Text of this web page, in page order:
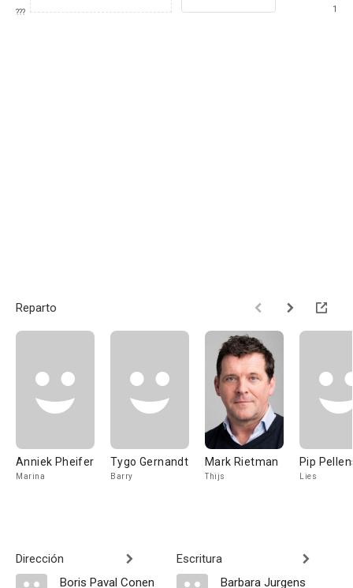
???
1
Reparto
Anniek Pheifer
Marina
Tygo Gernandt
Barry
Mark Rietman
Thijs
Pip
Lies
Dirección
Boris Paval Conen
Escritura
Barbara Jurgens